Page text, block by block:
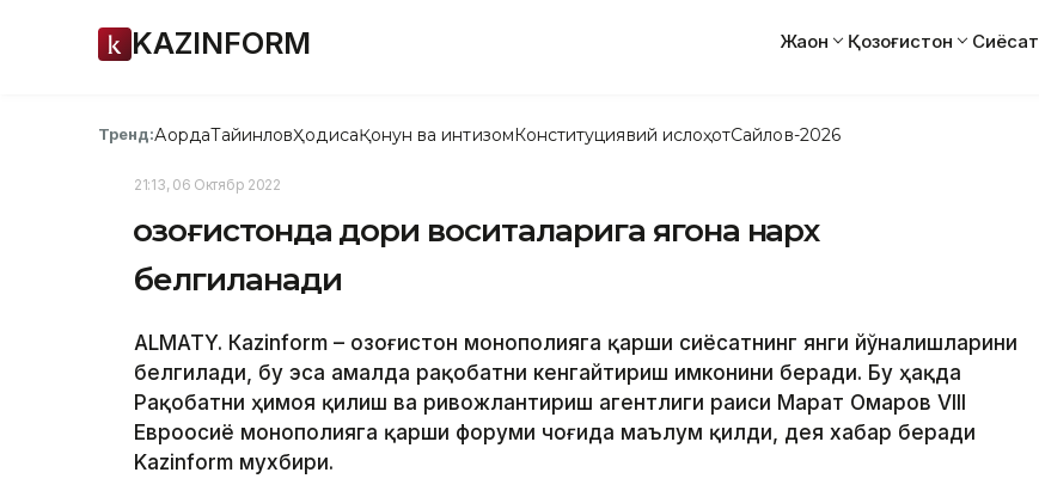
KAZINFORM Жаҳон Қозоғистон Сиёсат
Тренд:АқордаТайинловҲодисаҚонун ва интизомКонституциявий ислоҳотСайлов-2026
21:13, 06 Октябр 2022
Қозоғистонда дори воситаларига ягона нарх
белгиланади
ALMATY. Кazinform – Қозоғистон монополияга қарши сиёсатнинг янги йўналишларини
белгилади, бу эса амалда рақобатни кенгайтириш имконини беради. Бу ҳақда
Рақобатни ҳимоя қилиш ва ривожлантириш агентлиги раиси Марат Омаров VIII
Евроосиё монополияга қарши форуми чоғида маълум қилди, дея хабар беради
Kazinform мухбири.